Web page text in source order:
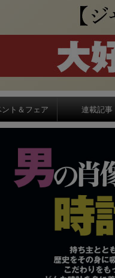
ント＆フェア 連載記事